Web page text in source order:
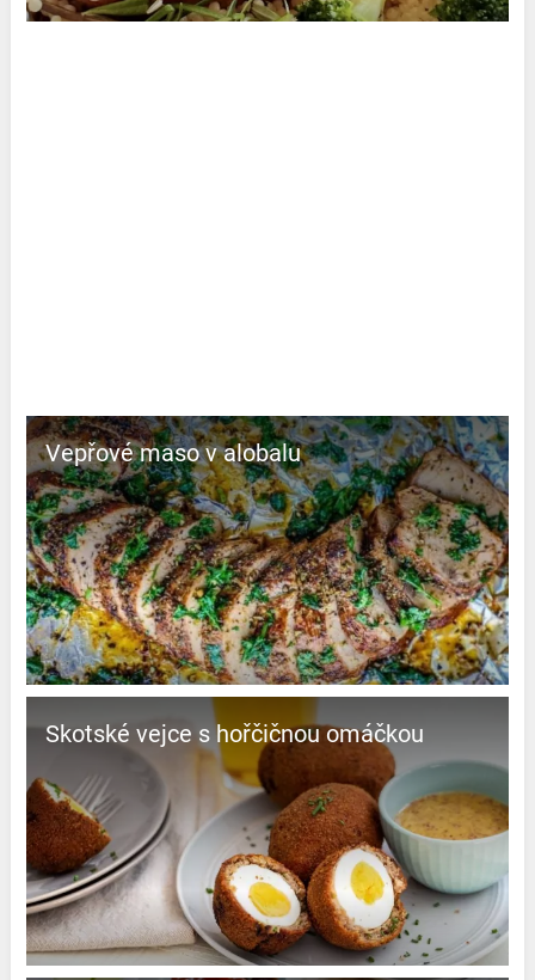
Vepřové maso v alobalu
Skotské vejce s hořčičnou omáčkou